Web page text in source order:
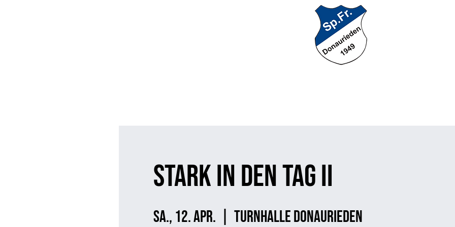
Stark in den Tag II
Sa., 12. Apr. Turnhalle Donaurieden